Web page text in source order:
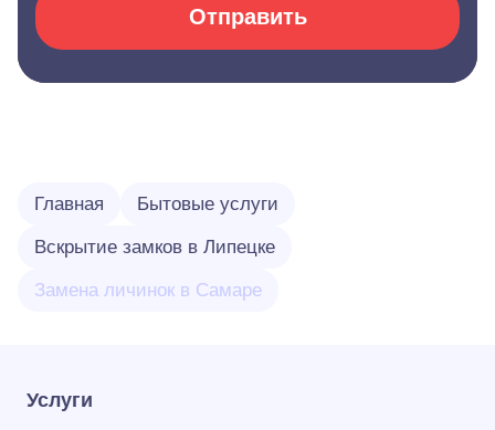
Отправить
Главная Бытовые услуги
Вскрытие замков в Липецке
Замена личинок в Самаре
Услуги